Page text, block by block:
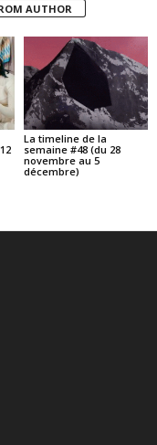
AUTHOR
La timeline de la
semaine #48 (du 28
novembre au 5
décembre)